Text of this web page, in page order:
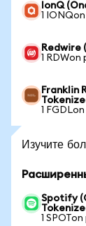
IonQ
1
Redwire
1 RDWon
Franklin
1
Изучите
Spotify
1 SPOTon